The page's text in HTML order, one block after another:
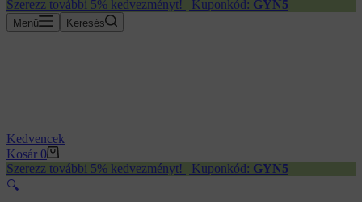
Szerezz további 5% kedvezményt! | Kuponkód: GYN5
Menü Keresés
Kedvencek
Kosár 0
Szerezz további 5% kedvezményt! | Kuponkód: GYN5
🔍